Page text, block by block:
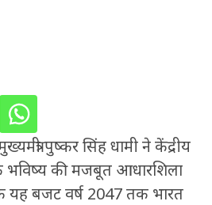
पुष्कर सिंह धामी ने केंद्रीय
की मजबूत आधारशिला
यह बजट वर्ष 2047 तक भारत